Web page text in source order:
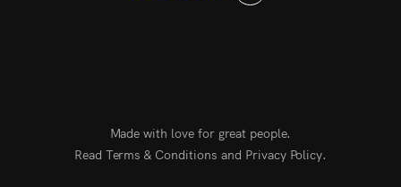
Made with love for great people.
Read Terms & Conditions and Privacy Policy.